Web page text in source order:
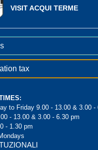
VISIT ACQUI TERME
tax
to Friday 9.00 - 13.00 & 3.00 -
- 13.00 & 3.00 - 6.30 pm
- 1.30 pm